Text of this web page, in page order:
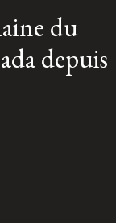
du
depuis